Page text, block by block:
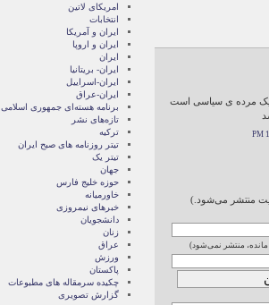
یک مرده ی سیاسی است
منتشر می‌شود.)
مانده، منتشر نمی‌شود)
امریکای لاتین
انتخابات
ايران و آمريکا
ايران و اروپا
ایران
ایران- بریتانیا
ایران-اسراییل
ایران-عراق
برنامه هسته‌ای جمهوری اسلامی
تازه‌های نشر
ترکیه
تیتر روزنامه های صبح ایران
تیتر یک
جهان
حوزه خلیج فارس
خاورمیانه
خبرهای نیمروزی
دانشجویان
زنان
عراق
ورزش
پاکستان
چکیده سرمقاله های مطبوعات
گزارش تصويری